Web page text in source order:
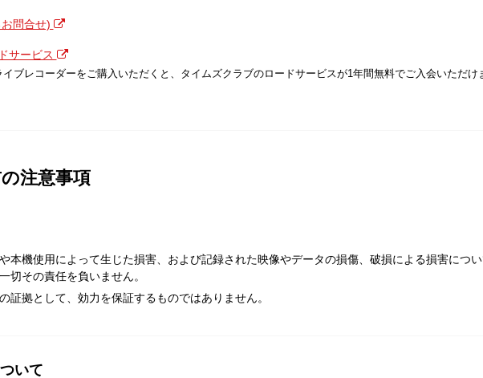
問合せ)
サービス
ブレコーダーをご購入いただくと、タイムズクラブのロードサービスが1年間無料でご入会いただけ
注意事項
本機使用によって生じた損害、および記録された映像やデータの損傷、破損による損害につ
切その責任を負いません。
証拠として、効力を保証するものではありません。
いて